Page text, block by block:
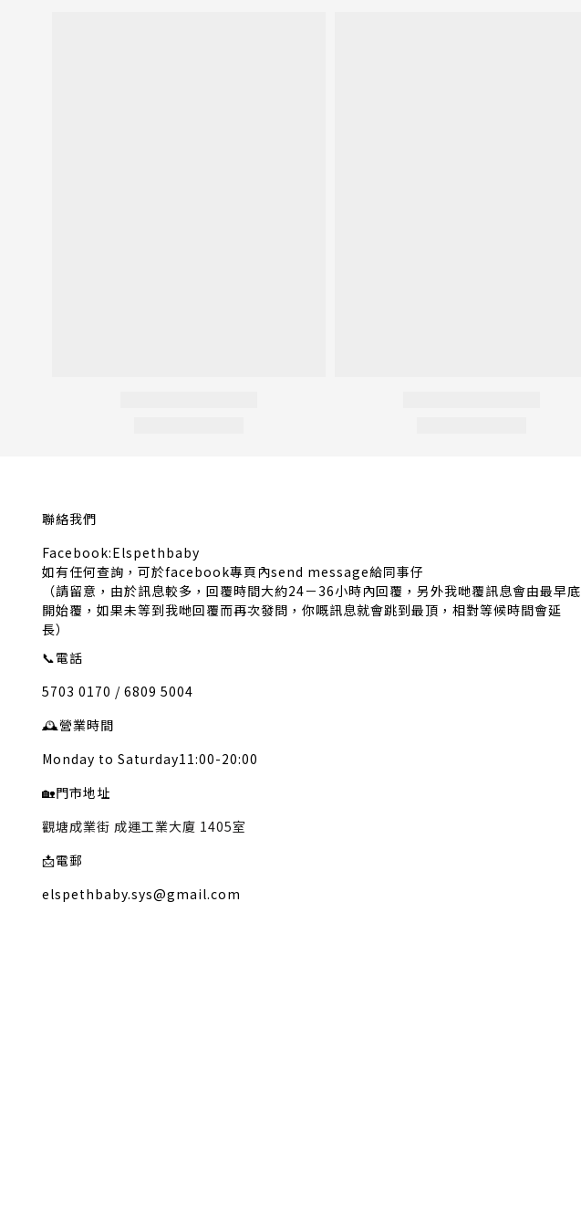
聯絡我們
Facebook:Elspethbaby
如有任何查詢，可於facebook專頁內send message給同事仔
（請留意，由於訊息較多，回覆時間大約24－36小時內回覆，另外我哋覆訊息會由最早底
開始覆，如果未等到我哋回覆而再次發問，你嘅訊息就會跳到最頂，相對等候時間會延
長）
📞電話
5703 0170 / 6809 5004
🕰️營業時間
Monday to Saturday11:00-20:00
🏡門市地址
觀塘成業街 成運工業大廈 1405室
📩電郵
elspethbaby.sys@gmail.com